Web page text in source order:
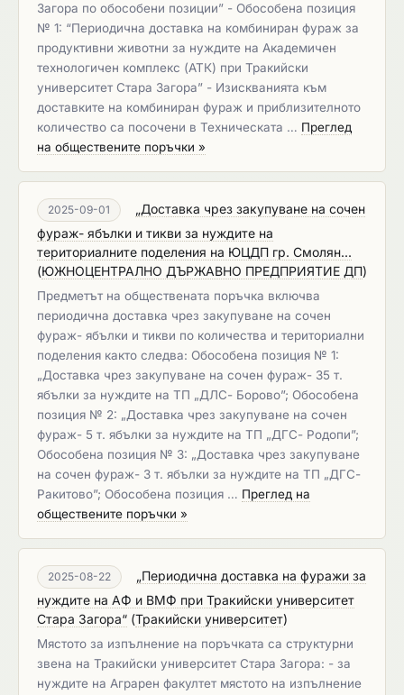
Загора по обособени позиции” - Обособена позиция
№ 1: “Периодична доставка на комбиниран фураж за
продуктивни животни за нуждите на Академичен
технологичен комплекс (АТК) при Тракийски
университет Стара Загора” - Изискванията към
доставките на комбиниран фураж и приблизителното
количество са посочени в Техническата … Преглед
на обществените поръчки »
2025-09-01
„Доставка чрез закупуване на сочен
фураж- ябълки и тикви за нуждите на
териториалните поделения на ЮЦДП гр. Смолян...
(ЮЖНОЦЕНТРАЛНО ДЪРЖАВНО ПРЕДПРИЯТИЕ ДП)
Предметът на обществената поръчка включва
периодична доставка чрез закупуване на сочен
фураж- ябълки и тикви по количества и териториални
поделения както следва: Обособена позиция № 1:
„Доставка чрез закупуване на сочен фураж- 35 т.
ябълки за нуждите на ТП „ДЛС- Борово”; Обособена
позиция № 2: „Доставка чрез закупуване на сочен
фураж- 5 т. ябълки за нуждите на ТП „ДГС- Родопи”;
Обособена позиция № 3: „Доставка чрез закупуване
на сочен фураж- 3 т. ябълки за нуждите на ТП „ДГС-
Ракитово”; Обособена позиция … Преглед на
обществените поръчки »
2025-08-22
„Периодична доставка на фуражи за
нуждите на АФ и ВМФ при Тракийски университет
Стара Загора“ (Тракийски университет)
Мястото за изпълнение на поръчката са структурни
звена на Тракийски университет Стара Загора: - за
нуждите на Аграрен факултет мястото на изпълнение